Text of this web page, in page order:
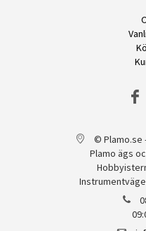
© Plamo.se
Plamo ägs